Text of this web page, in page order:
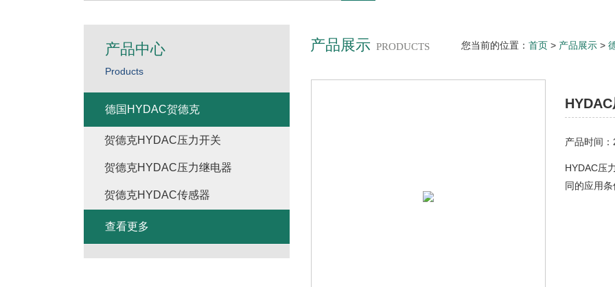
产品展示 PRODUCTS 您当前的位置： 首页 > 产品展示 >
产品时间
HYDAC压
同的应用
产品中心
Products
德国HYDAC贺德克
贺德克HYDAC压力开关
贺德克HYDAC压力继电器
贺德克HYDAC传感器
查看更多